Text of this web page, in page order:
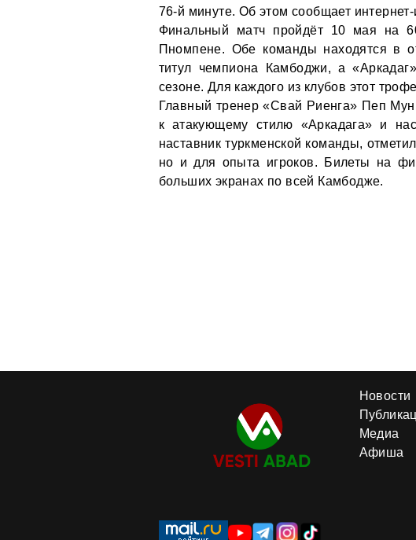
76-й минуте. Об этом сообщает
Финальный матч пройдёт 10 мая на
Пномпене. Обе команды находятся в
титул чемпиона Камбоджи, а
сезоне. Для каждого из клубов этот
Главный тренер «Свай Риенга» Пеп
к атакующему стилю «Аркадага» и
наставник туркменской команды,
но и для опыта игроков. Билеты на
больших экранах по всей Камбодже.
Новости
Медиа
Афиша